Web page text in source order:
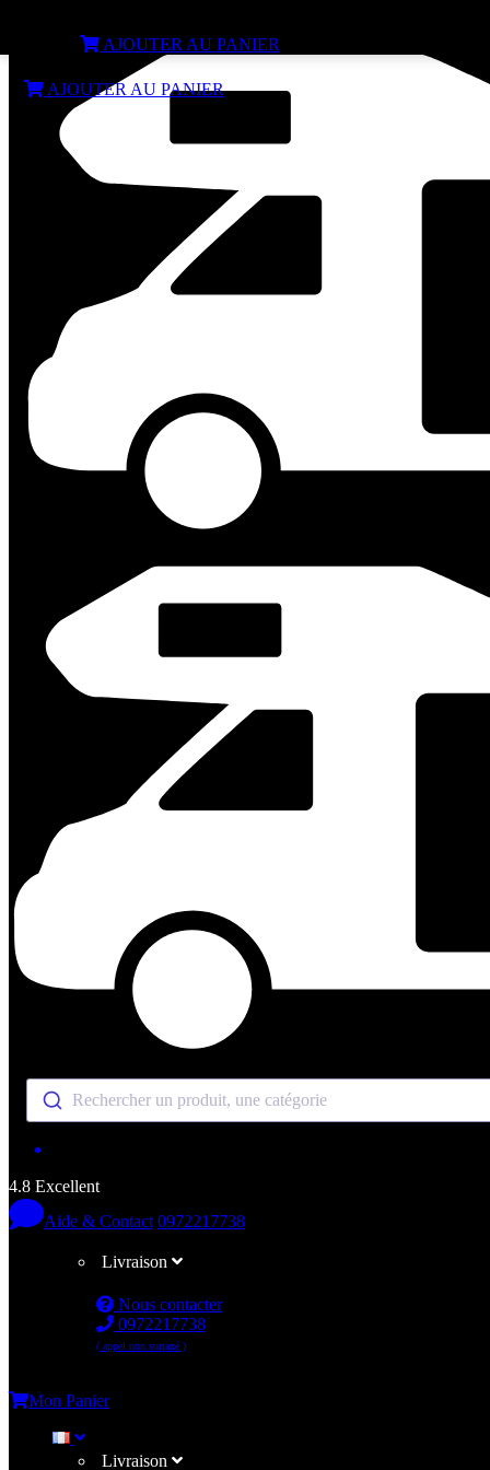
Rechercher un produit, une catégorie
4.8 Excellent
Aide & Contact 0972217738
Livraison
Nous contacter
0972217738
( appel non surtaxé )
Mon Panier
Livraison
AJOUTER AU PANIER
AJOUTER AU PANIER